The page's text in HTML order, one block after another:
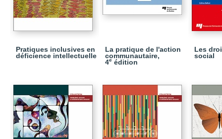
Pratiques inclusives en
déficience intellectuelle
La pratique de l'action
communautaire,
4e édition
Les
social